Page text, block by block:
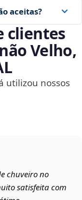
aceitas?
clientes
Velho,
utilizou nossos
chuveiro no
satisfeita com